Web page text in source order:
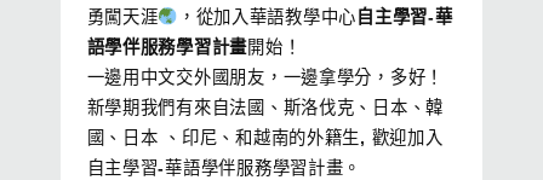
勇闖天涯 ，從加入華語教學中心 自主學習-華
語學伴服務學習計畫開始！
一邊用中文交外國朋友，一邊拿學分，多好！
新學期我們有來自法國、斯洛伐克、日本、韓
國、日本 、印尼、和越南的外籍生, 歡迎加入
自主學習-華語學伴服務學習計畫。